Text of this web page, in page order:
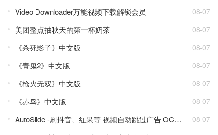
Video Downloader万能视频下载解锁会员 08-07
美团整点抽秋天的第一杯奶茶 08-07
《杀死影子》中文版 08-07
《青鬼2》中文版 08-07
《枪火无双》中文版 08-07
《赤鸟》中文版 08-07
AutoSlide -刷抖音、红果等 视频自动跳过广告 OCR智能识别 v2.6.0 08-07